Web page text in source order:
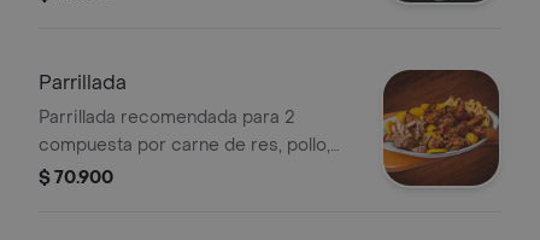
Parrillada
Parrillada recomendada para 2
compuesta por carne de res, pollo,
costilla de cerdo, chorizo, patacones,
$ 70.900